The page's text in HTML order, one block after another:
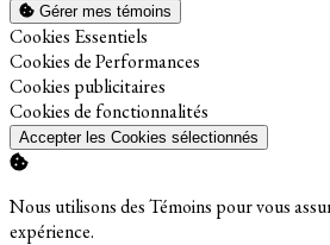
Gérer mes témoins
Activer
Cookies Essentiels
Activer
Cookies de Performances
Activer
Cookies publicitaires
Activer
Cookies de fonctionnalités
Accepter les Cookies sélectionnés
Nous utilisons des Témoins pour vous
expérience.